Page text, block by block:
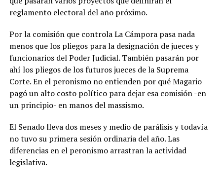
reglamento electoral del año próximo.
Por la comisión que controla La Cámpora pasa nada
menos que los pliegos para la designación de jueces y
funcionarios del Poder Judicial. También pasarán por
ahí los pliegos de los futuros jueces de la Suprema
Corte. En el peronismo no entienden por qué Magario
pagó un alto costo político para dejar esa comisión -en
un principio- en manos del massismo.
El Senado lleva dos meses y medio de parálisis y todavía
no tuvo su primera sesión ordinaria del año. Las
diferencias en el peronismo arrastran la actividad
legislativa.